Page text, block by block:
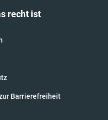
recht ist
Barrierefreiheit